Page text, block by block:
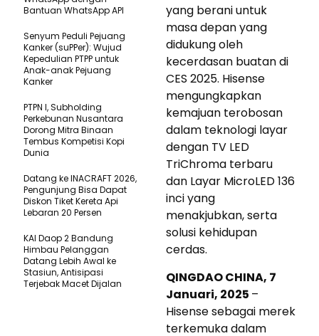
yang berani untuk
masa depan yang
didukung oleh
kecerdasan buatan di
CES 2025. Hisense
mengungkapkan
kemajuan terobosan
dalam teknologi layar
dengan TV LED
TriChroma terbaru
dan Layar MicroLED 136
inci yang
menakjubkan, serta
solusi kehidupan
cerdas.
QINGDAO CHINA, 7
Januari, 2025 –
Hisense sebagai merek
terkemuka dalam
Bantuan WhatsApp API
Senyum Peduli Pejuang
Kanker (suPPer): Wujud
Kepedulian PTPP untuk
Anak-anak Pejuang
Kanker
PTPN I, Subholding
Perkebunan Nusantara
Dorong Mitra Binaan
Tembus Kompetisi Kopi
Dunia
Datang ke INACRAFT 2026,
Pengunjung Bisa Dapat
Diskon Tiket Kereta Api
Lebaran 20 Persen
KAI Daop 2 Bandung
Himbau Pelanggan
Datang Lebih Awal ke
Stasiun, Antisipasi
Terjebak Macet Dijalan